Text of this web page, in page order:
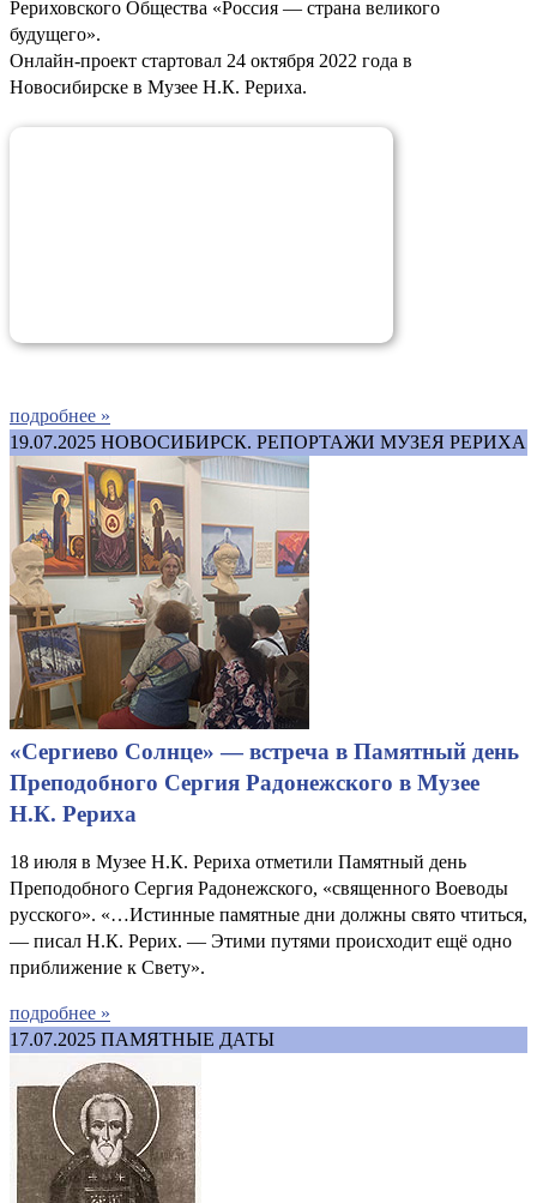
Рериховского Общества «Россия — страна великого
будущего».
Онлайн-проект стартовал 24 октября 2022 года в
Новосибирске в Музее Н.К. Рериха.
подробнее »
19.07.2025 НОВОСИБИРСК. РЕПОРТАЖИ МУЗЕЯ РЕРИХА
«Сергиево Солнце» — встреча в Памятный день
Преподобного Сергия Радонежского в Музее
Н.К. Рериха
18 июля в Музее Н.К. Рериха отметили Памятный день
Преподобного Сергия Радонежского, «священного Воеводы
русского». «…Истинные памятные дни должны свято чтиться,
— писал Н.К. Рерих. — Этими путями происходит ещё одно
приближение к Свету».
подробнее »
17.07.2025 ПАМЯТНЫЕ ДАТЫ